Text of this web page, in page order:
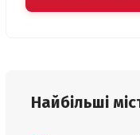
Найбільші